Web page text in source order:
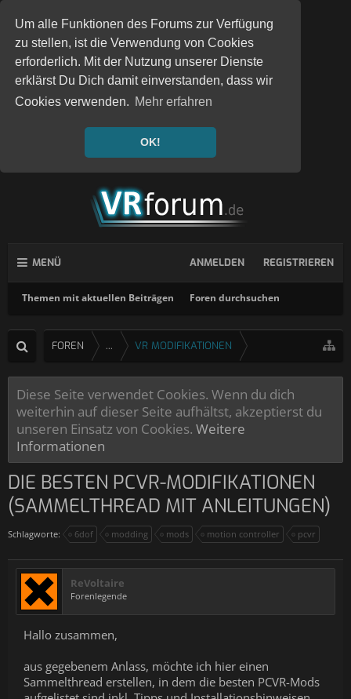
Um alle Funktionen des Forums zur Verfügung
zu stellen, ist die Verwendung von Cookies
erforderlich. Mit der Nutzung unserer Dienste
erklärst Du Dich damit einverstanden, dass wir
Cookies verwenden. Mehr erfahren
OK!
MENÜ
Themen mit aktuellen Beiträgen Foren durchsuchen
ANMELDEN REGISTRIEREN
FOREN ... VR MODIFIKATIONEN
Diese Seite verwendet Cookies. Wenn du dich
weiterhin auf dieser Seite aufhältst, akzeptierst du
unseren Einsatz von Cookies. Weitere
Informationen
DIE BESTEN PCVR-MODIFIKATIONEN
(SAMMELTHREAD MIT ANLEITUNGEN)
Schlagworte: 6dof modding mods motion controller pcvr
ReVoltaire
Forenlegende
Hallo zusammen,
aus gegebenem Anlass, möchte ich hier einen
Sammelthread erstellen, in dem die besten PCVR-Mods